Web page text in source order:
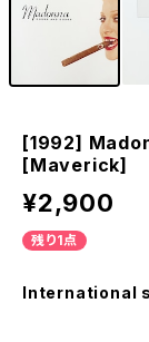
[1992]
[Maverick]
¥2,900
残り1点
International